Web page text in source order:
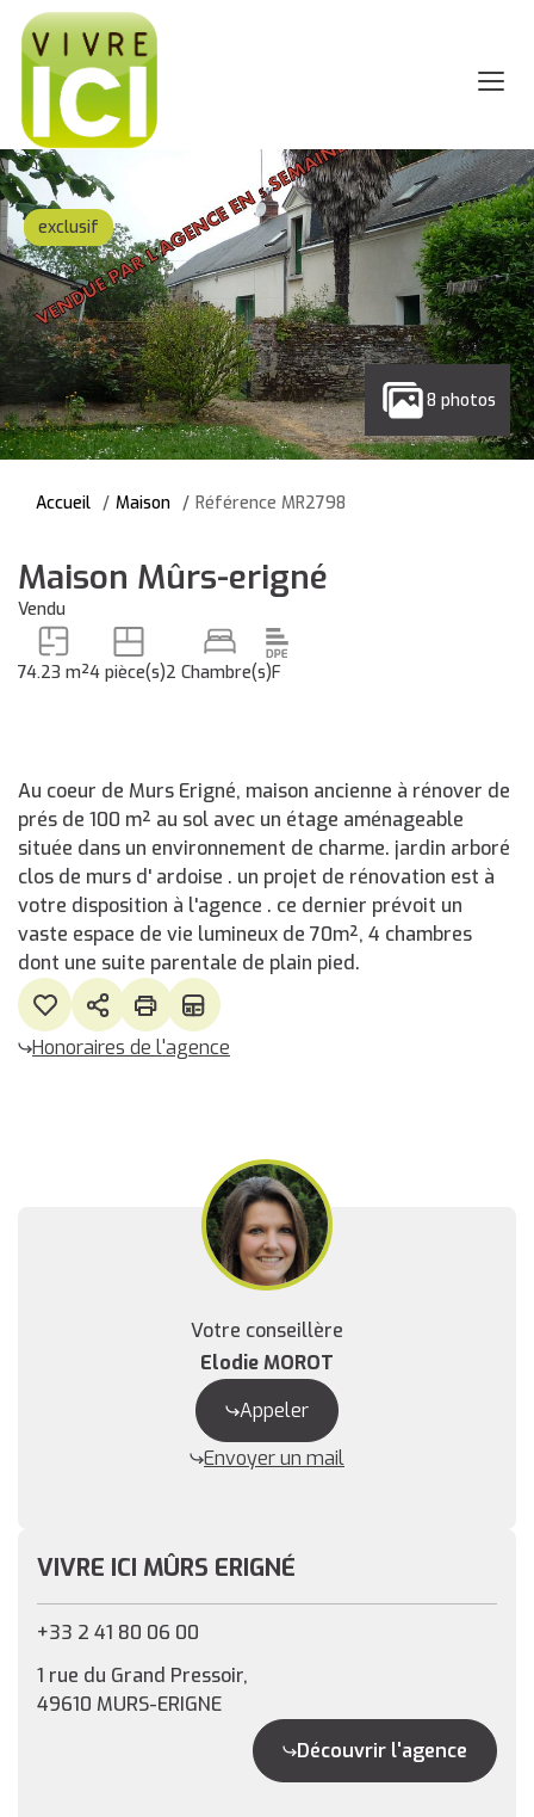
exclusif
8 photos
Accueil Maison Référence MR2798
Maison Mûrs-erigné
Vendu
74.23 m²4 pièce(s)2 Chambre(s)F
Au coeur de Murs Erigné, maison ancienne à rénover de
prés de 100 m² au sol avec un étage aménageable
située dans un environnement de charme. jardin arboré
clos de murs d' ardoise . un projet de rénovation est à
votre disposition à l'agence . ce dernier prévoit un
vaste espace de vie lumineux de 70m², 4 chambres
dont une suite parentale de plain pied.
Honoraires de l'agence
Votre conseillère
Elodie MOROT
Appeler
Envoyer un mail
VIVRE ICI MÛRS ERIGNÉ
+33 2 41 80 06 00
1 rue du Grand Pressoir,
49610 MURS-ERIGNE
Découvrir l'agence